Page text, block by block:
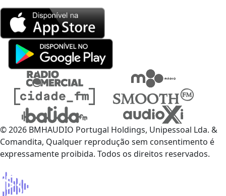
© 2026 BMHAUDIO Portugal Holdings, Unipessoal Lda. &
Comandita, Qualquer reprodução sem consentimento é
expressamente proibida. Todos os direitos reservados.